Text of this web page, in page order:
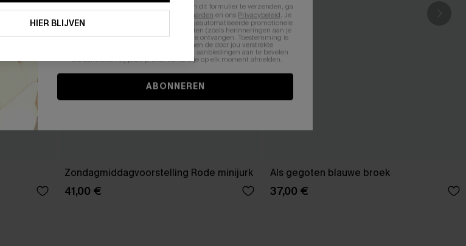
Zondagmiddagvoorstelling Rode minijurk
41,00 €
Als gegoten blauwe broek
37,00 €
HIER BLIJVEN
Door je contactgegevens in te vullen en dit formulier te verzenden, ga
Algemene Voorwaarden en ons Privacybeleid. Je
stemt er tevens mee in om herhaalde geautomatiseerde promotionele
en gepersonaliseerde marketingberichten (zoals herinneringen aan je
winkelwagen) en e-mails van Cupshe te ontvangen. Toestemming is
niet vereist voor een aankoop. We kunnen de door jou verstrekte
informatie gebruiken om producten en aanbiedingen aan te bevelen
die aansluiten bij jouw profiel. Je kunt je op elk moment afmelden.
ABONNEREN